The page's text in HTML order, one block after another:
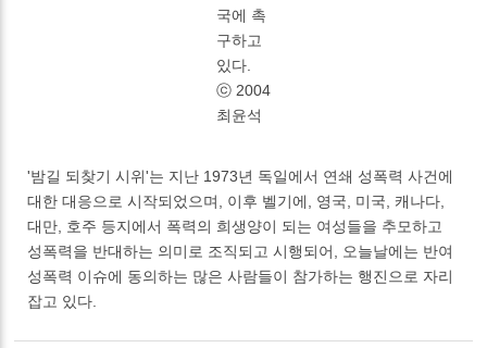
국에 촉
구하고
있다.
ⓒ 2004
최윤석
'밤길 되찾기 시위'는 지난 1973년 독일에서 연쇄 성폭력 사건에
대한 대응으로 시작되었으며, 이후 벨기에, 영국, 미국, 캐나다,
대만, 호주 등지에서 폭력의 희생양이 되는 여성들을 추모하고
성폭력을 반대하는 의미로 조직되고 시행되어, 오늘날에는 반여
성폭력 이슈에 동의하는 많은 사람들이 참가하는 행진으로 자리
잡고 있다.